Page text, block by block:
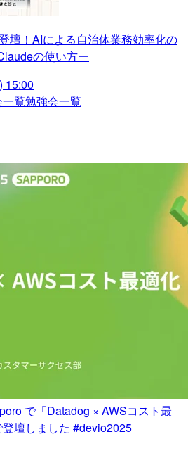
壇！AIによる自治体業務効率化の
の使い方ー
15:00
覧勉強会一覧
で「Datadog × AWSコスト最
壇しました #devio2025